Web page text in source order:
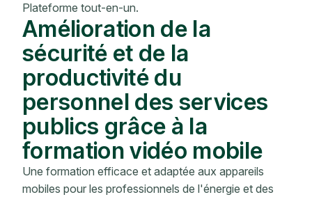
Plateforme tout-en-un.
Amélioration de la
sécurité et de la
productivité du
personnel des services
publics grâce à la
formation vidéo mobile
Une formation efficace et adaptée aux appareils
mobiles pour les professionnels de l'énergie et des